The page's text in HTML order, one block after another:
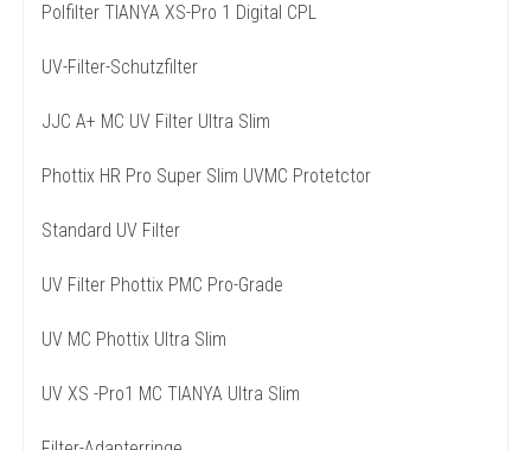
Polfilter TIANYA XS-Pro 1 Digital CPL
UV-Filter-Schutzfilter
JJC A+ MC UV Filter Ultra Slim
Phottix HR Pro Super Slim UVMC Protetctor
Standard UV Filter
UV Filter Phottix PMC Pro-Grade
UV MC Phottix Ultra Slim
UV XS -Pro1 MC TIANYA Ultra Slim